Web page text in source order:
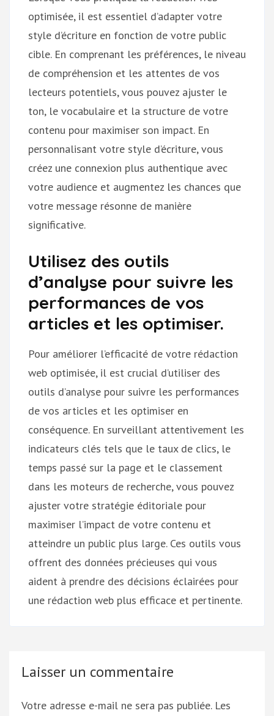
optimisée, il est essentiel d’adapter votre
style d’écriture en fonction de votre public
cible. En comprenant les préférences, le niveau
de compréhension et les attentes de vos
lecteurs potentiels, vous pouvez ajuster le
ton, le vocabulaire et la structure de votre
contenu pour maximiser son impact. En
personnalisant votre style d’écriture, vous
créez une connexion plus authentique avec
votre audience et augmentez les chances que
votre message résonne de manière
significative.
Utilisez des outils
d’analyse pour suivre les
performances de vos
articles et les optimiser.
Pour améliorer l’efficacité de votre rédaction
web optimisée, il est crucial d’utiliser des
outils d’analyse pour suivre les performances
de vos articles et les optimiser en
conséquence. En surveillant attentivement les
indicateurs clés tels que le taux de clics, le
temps passé sur la page et le classement
dans les moteurs de recherche, vous pouvez
ajuster votre stratégie éditoriale pour
maximiser l’impact de votre contenu et
atteindre un public plus large. Ces outils vous
offrent des données précieuses qui vous
aident à prendre des décisions éclairées pour
une rédaction web plus efficace et pertinente.
Laisser un commentaire
Votre adresse e-mail ne sera pas publiée. Les